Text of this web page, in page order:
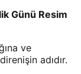
Günü Resim
ve
adıdır.